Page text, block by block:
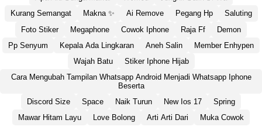
Kurang Semangat
Makna ✨ Ai Remove Pegang Hp
Saluting
Foto Stiker
Megaphone Cowok Iphone Raja Ff
Demon
Pp Senyum
Kepala Ada Lingkaran Aneh Salin
Member Enhypen
Wajah Batu
Stiker Iphone Hijab
Cara Mengubah Tampilan Whatsapp Android Menjadi Whatsapp Iphone
Beserta
Discord Size
Space Naik Turun New Ios 17
Spring
Mawar Hitam Layu
Love Bolong Arti Arti Dari Muka Cowok